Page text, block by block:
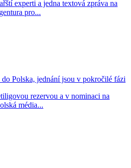
experti a jedna textová zpráva na
pro...
Polska, jednání jsou v pokročilé fázi
rezervou a v nominaci na
média...